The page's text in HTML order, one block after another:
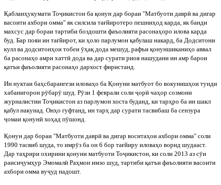
Қабланҳукумати Тоҷикистон ба қонун дар бораи "Матбуоти даврӣ ва дигар
васоити ахбори омма" як силсила тағйиротеро пешниҳод карда, як банди
махсус дар бораи тартиби боздошти фаъолияти расонаҳоро илова карда
буд. Бар пояи ин тағйирот, ки ҳоло парлумон қабулаш накард, ба Додситони
кулл ва додситонҳои тобеи ӯҳақ дода мешуд, рафъи қонуншиканиҳо аввал
ба расонаҳо амри хаттӣ дода ва дар сурати риоя нашудани ин амр барои
қатъи фаъолияти расонаҳо дархост фиристанд.
Ин нуктаи баҳсбарангези иловаҳо ба Қонуни матбуот бо вокунишҳои тунди
хабанигорон рӯбарӯ шуд. Рӯзи 1 феврали соли ҷорӣ чаҳор созмони
журналистии Тоҷикистон аз парлумон хоста буданд, ки тарҳро ба ин шакл
қабул накунад. Онҳо гуфтанд, ин тарҳ дар сурати тасвибаш ба сензура
ҷомаи қонунӣ хоҳад пӯшонд.
Қонун дар бораи "Матбуоти даврӣ ва дигар воситаҳои ахбори омма" соли
1990 тасвиб шуда, то имрӯз ба он 6 бор тағйиру иловаҳо ворид шудааст.
Дар таҳрири охирини қонуни матбуоти Тоҷикистон, ки соли 2013 аз сӯи
раисиҷумҳур Эмомалӣ Раҳмон имзо шуд, тартиби қатъи фаъолияти васоити
ахбори омма вуҷуд надошт.